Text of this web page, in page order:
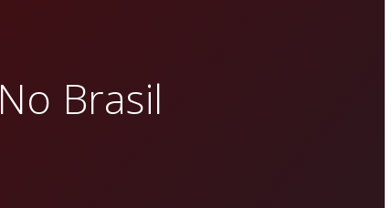
Brasil